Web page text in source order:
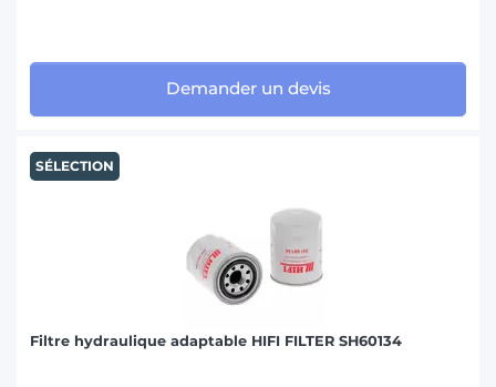
Demander un devis
SÉLECTION
Filtre hydraulique adaptable HIFI FILTER SH60134